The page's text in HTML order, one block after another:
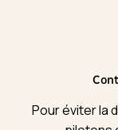
Pour éviter la